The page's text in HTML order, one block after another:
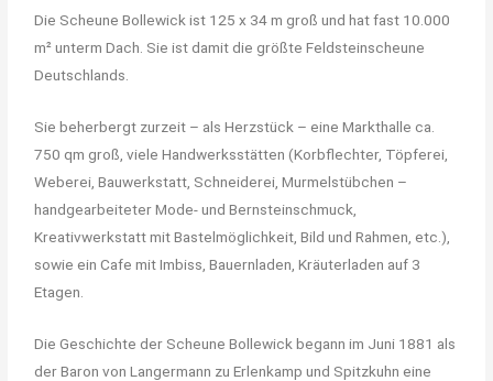
Die Scheune Bollewick ist 125 x 34 m groß und hat fast 10.000
m² unterm Dach. Sie ist damit die größte Feldsteinscheune
Deutschlands.
Sie beherbergt zurzeit – als Herzstück – eine Markthalle ca.
750 qm groß, viele Handwerksstätten (Korbflechter, Töpferei,
Weberei, Bauwerkstatt, Schneiderei, Murmelstübchen –
handgearbeiteter Mode- und Bernsteinschmuck,
Kreativwerkstatt mit Bastelmöglichkeit, Bild und Rahmen, etc.),
sowie ein Cafe mit Imbiss, Bauernladen, Kräuterladen auf 3
Etagen.
Die Geschichte der Scheune Bollewick begann im Juni 1881 als
der Baron von Langermann zu Erlenkamp und Spitzkuhn eine